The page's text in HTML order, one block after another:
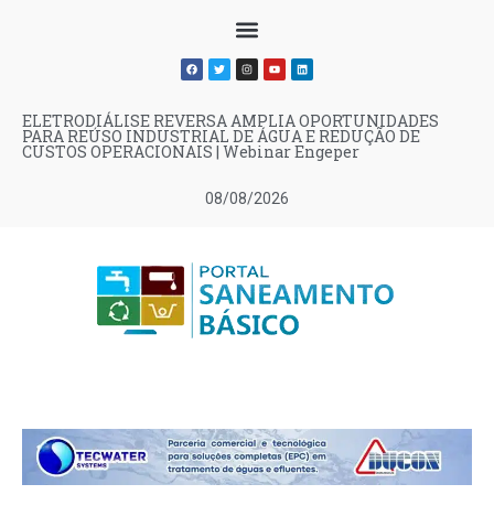
08/08/2026
ELETRODIÁLISE REVERSA AMPLIA OPORTUNIDADES
PARA REÚSO INDUSTRIAL DE ÁGUA E REDUÇÃO DE
CUSTOS OPERACIONAIS | Webinar Engeper